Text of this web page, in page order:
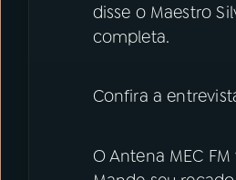
disse o Maestro
completa.
Confira a
O Antena MEC